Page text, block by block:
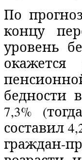
По
концу
уровень
бедности
7,3%
составил
граждан-